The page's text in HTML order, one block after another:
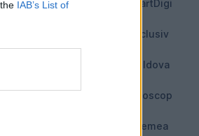
IAB’s List of
SmartDigi
Exclusiv
Moldova
Horoscop
Vremea